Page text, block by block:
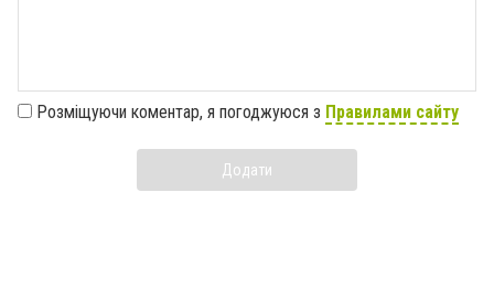
Розміщуючи коментар, я погоджуюся з Правилами сайту
Додати